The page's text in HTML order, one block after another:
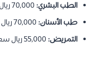
الطب البشري:
طب الأسنان:
التمريض: